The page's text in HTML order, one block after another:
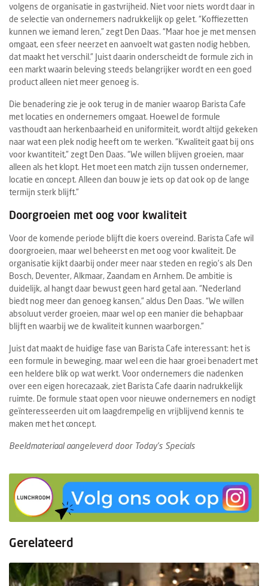
volgens de organisatie in gastvrijheid. Niet voor niets wordt daar in
de selectie van ondernemers nadrukkelijk op gelet. “Koffiezetten
kunnen we iemand leren,” zegt Den Daas. “Maar hoe je met mensen
omgaat, een sfeer neerzet en aanvoelt wat gasten nodig hebben,
dat maakt het verschil.” Juist daarin onderscheidt de formule zich in
een markt waarin beleving steeds belangrijker wordt en een goed
product alleen niet meer genoeg is.
Die benadering zie je ook terug in de manier waarop Barista Cafe
met locaties en ondernemers omgaat. Hoewel de formule
vasthoudt aan herkenbaarheid en uniformiteit, wordt altijd gekeken
naar wat een plek nodig heeft om te werken. “Kwaliteit gaat bij ons
voor kwantiteit,” zegt Den Daas. “We willen blijven groeien, maar
alleen als het klopt. Het moet een match zijn tussen ondernemer,
locatie en concept. Alleen dan bouw je iets op dat ook op de lange
termijn sterk blijft.”
Doorgroeien met oog voor kwaliteit
Voor de komende periode blijft die koers overeind. Barista Cafe wil
doorgroeien, maar wel beheerst en met oog voor kwaliteit. De
organisatie kijkt daarbij onder meer naar steden en regio’s als Den
Bosch, Deventer, Alkmaar, Zaandam en Arnhem. De ambitie is
duidelijk, al hangt daar bewust geen hard getal aan. “Nederland
biedt nog meer dan genoeg kansen,” aldus Den Daas. “We willen
absoluut verder groeien, maar wel op een manier die behapbaar
blijft en waarbij we de kwaliteit kunnen waarborgen.”
Juist dat maakt de huidige fase van Barista Cafe interessant: het is
een formule in beweging, maar wel een die haar groei benadert met
een heldere blik op wat werkt. Voor ondernemers die nadenken
over een eigen horecazaak, ziet Barista Cafe daarin nadrukkelijk
ruimte. De formule staat open voor nieuwe ondernemers en nodigt
geïnteresseerden uit om laagdrempelig en vrijblijvend kennis te
maken met het concept.
Beeldmateriaal aangeleverd door Today's Specials
Gerelateerd